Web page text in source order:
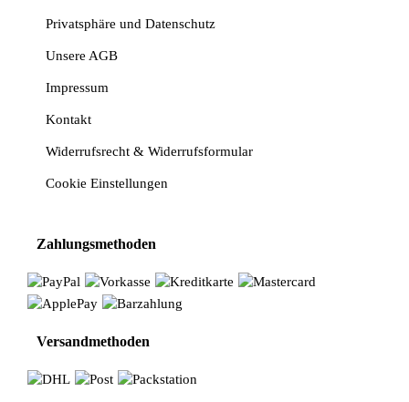
Privatsphäre und Datenschutz
Unsere AGB
Impressum
Kontakt
Widerrufsrecht & Widerrufsformular
Cookie Einstellungen
Zahlungsmethoden
Versandmethoden